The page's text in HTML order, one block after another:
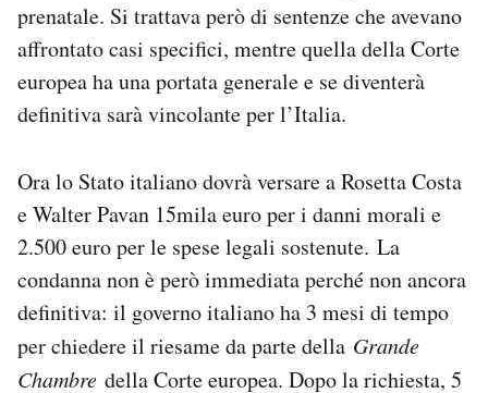
prenatale. Si trattava però di sentenze che avevano
affrontato casi specifici, mentre quella della Corte
europea ha una portata generale e se diventerà
definitiva sarà vincolante per l’Italia.
Ora lo Stato italiano dovrà versare a Rosetta Costa
e Walter Pavan 15mila euro per i danni morali e
2.500 euro per le spese legali sostenute. La
condanna non è però immediata perché non ancora
definitiva: il governo italiano ha 3 mesi di tempo
per chiedere il riesame da parte della Grande
Chambre della Corte europea. Dopo la richiesta, 5